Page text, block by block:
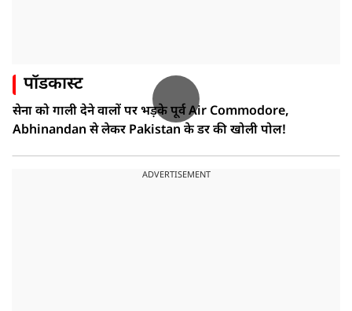
पॉडकास्ट
सेना को गाली देने वालों पर भड़के पूर्व Air Commodore,
Abhinandan से लेकर Pakistan के डर की खोली पोल!
ADVERTISEMENT